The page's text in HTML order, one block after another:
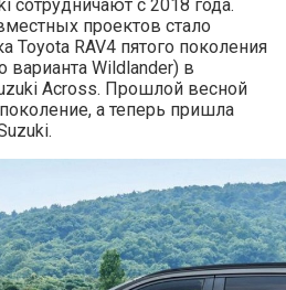
сотрудничают с 2018 года.
проектов стало
Toyota RAV4 пятого поколения
варианта Wildlander) в
Across. Прошлой весной
а теперь пришла